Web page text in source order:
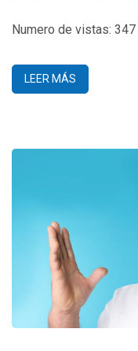
Numero de vistas: 347
LEER MÁS